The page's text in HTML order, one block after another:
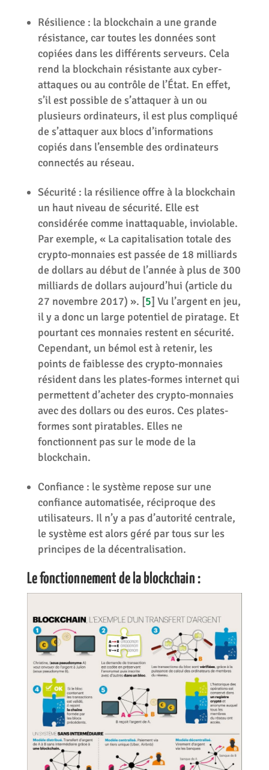
Résilience : la blockchain a une grande
résistance, car toutes les données sont
copiées dans les différents serveurs. Cela
rend la blockchain résistante aux cyber-
attaques ou au contrôle de l’État. En effet,
s’il est possible de s’attaquer à un ou
plusieurs ordinateurs, il est plus compliqué
de s’attaquer aux blocs d’informations
copiés dans l’ensemble des ordinateurs
connectés au réseau.
Sécurité : la résilience offre à la blockchain
un haut niveau de sécurité. Elle est
considérée comme inattaquable, inviolable.
Par exemple, « La capitalisation totale des
crypto-monnaies est passée de 18 milliards
de dollars au début de l’année à plus de 300
milliards de dollars aujourd’hui (article du
27 novembre 2017) ». [5] Vu l’argent en jeu,
il y a donc un large potentiel de piratage. Et
pourtant ces monnaies restent en sécurité.
Cependant, un bémol est à retenir, les
points de faiblesse des crypto-monnaies
résident dans les plates-formes internet qui
permettent d’acheter des crypto-monnaies
avec des dollars ou des euros. Ces plates-
formes sont piratables. Elles ne
fonctionnent pas sur le mode de la
blockchain.
Confiance : le système repose sur une
confiance automatisée, réciproque des
utilisateurs. Il n’y a pas d’autorité centrale,
le système est alors géré par tous sur les
principes de la décentralisation.
Le fonctionnement de la blockchain :